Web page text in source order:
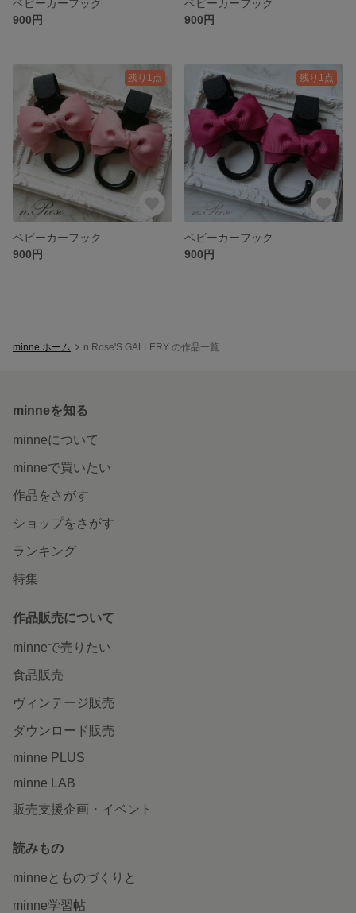
ベビーカーフック
900円
ベビーカーフック
900円
残り1点
ベビーカーフック
900円
残り1点
ベビーカーフック
900円
minne ホーム n.Rose'S GALLERY の作品一覧
minneを知る
minneについて
minneで買いたい
作品をさがす
ショップをさがす
ランキング
特集
作品販売について
minneで売りたい
食品販売
ヴィンテージ販売
ダウンロード販売
minne PLUS
minne LAB
販売支援企画・イベント
読みもの
minneとものづくりと
minne学習帖